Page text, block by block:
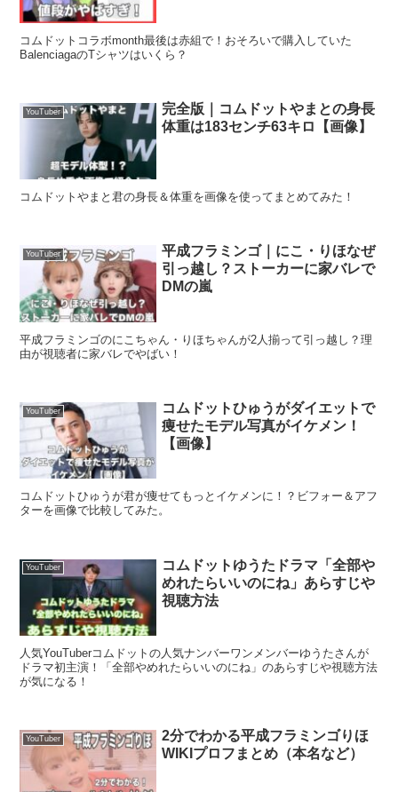
コムドットコラボmonth最後は赤組で！おそろいで購入していた
BalenciagaのTシャツはいくら？
YouTuber
完全版｜コムドットやまとの身長
体重は183センチ63キロ【画像】
コムドットやまと君の身長＆体重を画像を使ってまとめてみた！
YouTuber
平成フラミンゴ｜にこ・りほなぜ
引っ越し？ストーカーに家バレで
DMの嵐
平成フラミンゴのにこちゃん・りほちゃんが2人揃って引っ越し？理
由が視聴者に家バレでやばい！
YouTuber
コムドットひゅうがダイエットで
痩せたモデル写真がイケメン！
【画像】
コムドットひゅうが君が痩せてもっとイケメンに！？ビフォー＆アフ
ターを画像で比較してみた。
YouTuber
コムドットゆうたドラマ「全部や
めれたらいいのにね」あらすじや
視聴方法
人気YouTuberコムドットの人気ナンバーワンメンバーゆうたさんが
ドラマ初主演！「全部やめれたらいいのにね」のあらすじや視聴方法
が気になる！
YouTuber
2分でわかる平成フラミンゴりほ
WIKIプロフまとめ（本名など）